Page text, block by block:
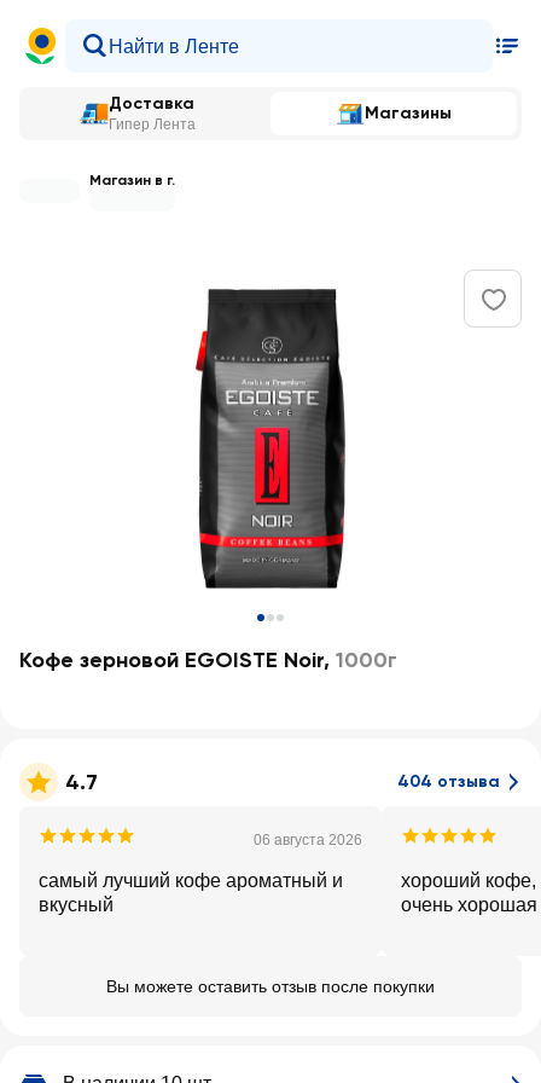
Доставка
Гипер Лента
Магазины
Магазин в г.
Кофе зерновой EGOISTE Noir, 1000г
4.7 404 отзыва
06 августа 2026
самый лучший кофе ароматный и
вкусный
хороший кофе,
очень хорошая
Вы можете оставить отзыв после покупки